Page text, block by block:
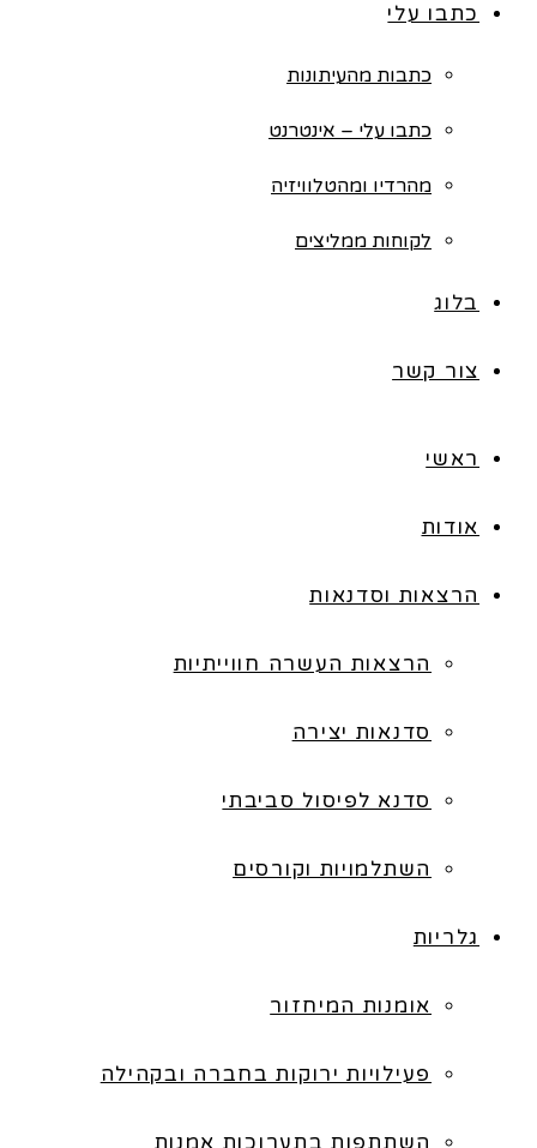
כתבו עלי
כתבות מהעיתונות
כתבו עלי – אינטרנט
מהרדיו ומהטלוויזיה
לקוחות ממליצים
בלוג
צור קשר
ראשי
אודות
הרצאות וסדנאות
הרצאות העשרה חווייתיות
סדנאות יצירה
סדנא לפיסול סביבתי
השתלמויות וקורסים
גלריות
אומנות המיחזור
פעילויות ירוקות בחברה ובקהילה
השתתפות בתערוכות אמנות